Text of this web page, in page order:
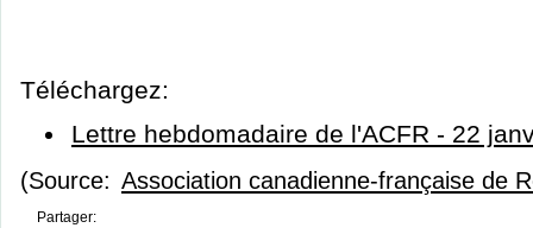
Téléchargez:
Lettre hebdomadaire de l'ACFR - 22
(Source: Association canadienne-française de
Partager: